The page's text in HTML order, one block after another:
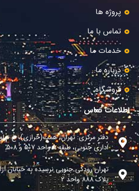
پروژه ها
تماس با ما
خدمات ما
درباره ما
فروشگاه
اطلاعات تماس
دفتر مرکزی: تهران، همت(خرازی)، خ
اداری جنوبی، طبقه 5 واحد 507 و 508
تهران رودکی جنوبی نرسیده به خیابان
پلاک 888 واحد 2